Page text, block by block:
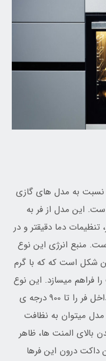
نسبت به مدل های گازی
است. این مدل از فر به
دما دقیقتر و در
منبع انرژی این نوع
شکل است که که با گرم
فراهم میسازد. این نوع
فر با تولید امواج حرارتی می تواند دمای داخل فر را تا 900 درجه ی
مدل میتوان به نظافت
بالای المنت ها، ظاهر
درون این فرها